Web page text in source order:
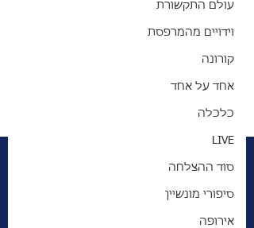
עולם התקשורת
וידויים מהמרפסת
קורונה
אחד על אחד
כלכלה
LIVE
סוד ההצלחה
סיפורי מונשיין
אירופה